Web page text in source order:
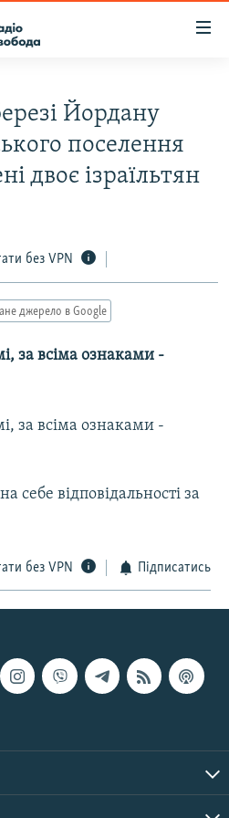
Йордану
поселення
двоє ізраїльтян
без VPN
джерело в Google
за всіма ознаками -
за всіма ознаками -
себе відповідальності за
без VPN Підписатись